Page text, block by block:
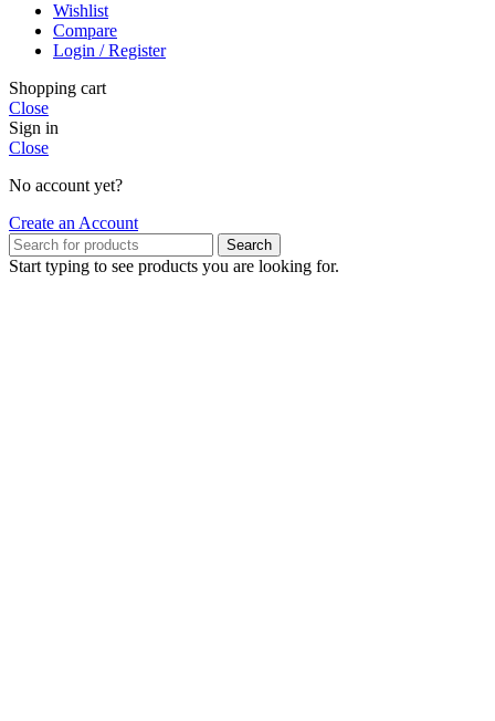
Wishlist
Compare
Login / Register
Shopping cart
Close
Sign in
Close
No account yet?
Create an Account
Search
Start typing to see products you are looking for.